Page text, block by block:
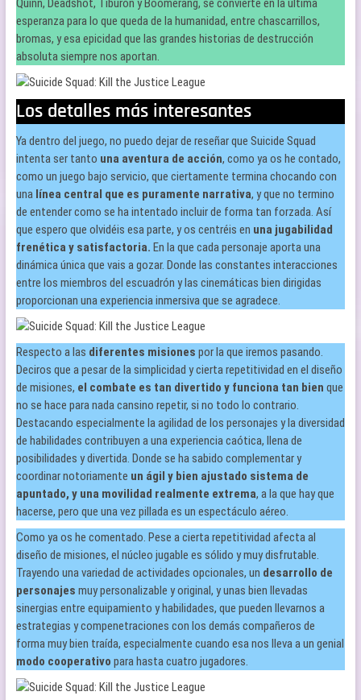
Quinn, Deadshot, Tiburón y Boomerang, se convierte en la última
esperanza para lo que queda de la humanidad, entre chascarrillos,
bromas, y esa epicidad que las grandes historias de destrucción
absoluta siempre nos aportan.
Los detalles más interesantes
Ya dentro del juego, no puedo dejar de reseñar que Suicide Squad
intenta ser tanto una aventura de acción, como ya os he contado,
como un juego bajo servicio, que ciertamente termina chocando con
una línea central que es puramente narrativa, y que no termino
de entender como se ha intentado incluir de forma tan forzada. Así
que espero que olvidéis esa parte, y os centréis en una jugabilidad
frenética y satisfactoria. En la que cada personaje aporta una
dinámica única que vais a gozar. Donde las constantes interacciones
entre los miembros del escuadrón y las cinemáticas bien dirigidas
proporcionan una experiencia inmersiva que se agradece.
Respecto a las diferentes misiones por la que iremos pasando.
Deciros que a pesar de la simplicidad y cierta repetitividad en el diseño
de misiones, el combate es tan divertido y funciona tan bien que
no se hace para nada cansino repetir, si no todo lo contrario.
Destacando especialmente la agilidad de los personajes y la diversidad
de habilidades contribuyen a una experiencia caótica, llena de
posibilidades y divertida. Donde se ha sabido complementar y
coordinar notoriamente un ágil y bien ajustado sistema de
apuntado, y una movilidad realmente extrema, a la que hay que
hacerse, pero que una vez pillada es un espectáculo aéreo.
Como ya os he comentado. Pese a cierta repetitividad afecta al
diseño de misiones, el núcleo jugable es sólido y muy disfrutable.
Trayendo una variedad de actividades opcionales, un desarrollo de
personajes muy personalizable y original, y unas bien llevadas
sinergias entre equipamiento y habilidades, que pueden llevarnos a
estrategias y compenetraciones con los demás compañeros de
forma muy bien traída, especialmente cuando esa nos lleva a un genial
modo cooperativo para hasta cuatro jugadores.